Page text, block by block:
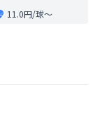
11.0円/球〜